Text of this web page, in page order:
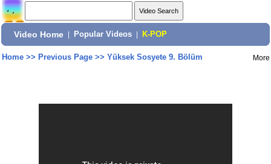
Video Home Popular Videos K-POP
Home>> Previous Page>> Yüksek Sosyete 9. Bölüm More